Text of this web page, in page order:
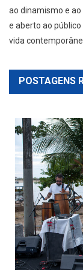
ao dinamismo e ao
e aberto ao
vida
POSTAGENS